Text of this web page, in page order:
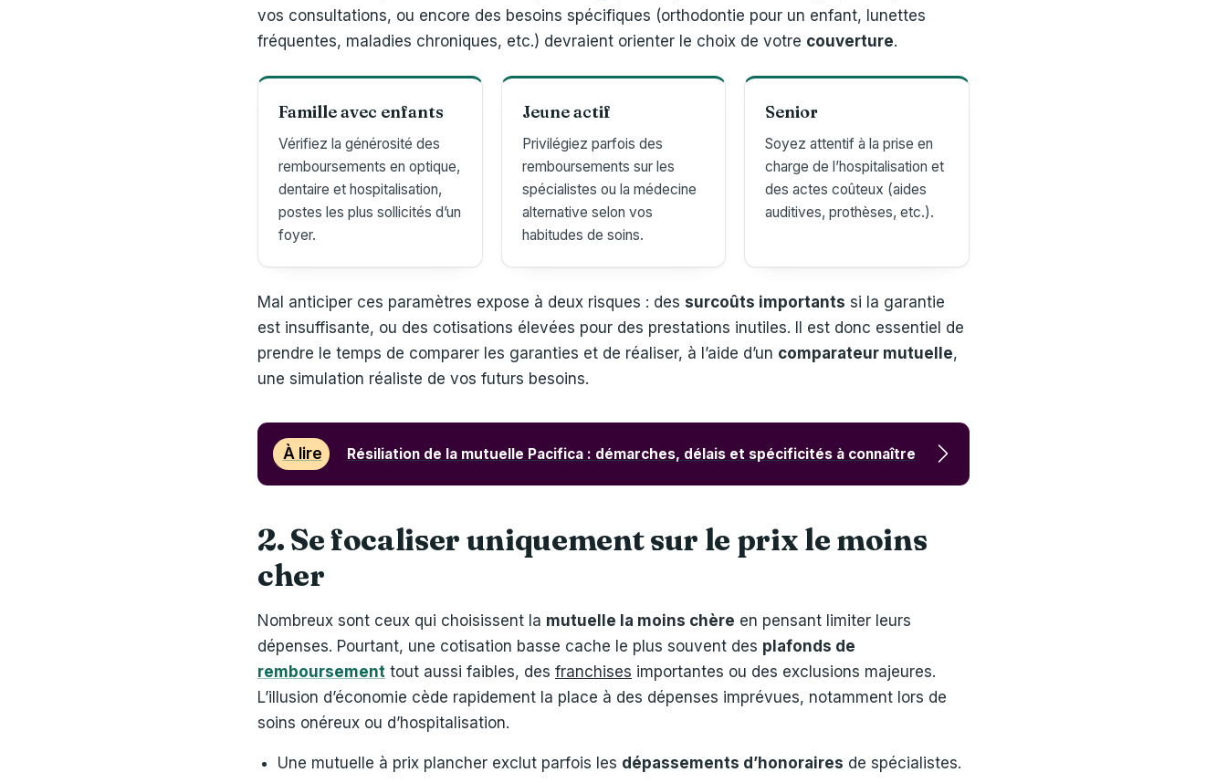
vos consultations, ou encore des besoins spécifiques (orthodontie pour un enfant, lunettes
fréquentes, maladies chroniques, etc.) devraient orienter le choix de votre couverture.
Famille avec enfants
Vérifiez la générosité des
remboursements en optique,
dentaire et hospitalisation,
postes les plus sollicités d’un
foyer.
Jeune actif
Privilégiez parfois des
remboursements sur les
spécialistes ou la médecine
alternative selon vos
habitudes de soins.
Senior
Soyez attentif à la prise en
charge de l’hospitalisation et
des actes coûteux (aides
auditives, prothèses, etc.).
Mal anticiper ces paramètres expose à deux risques : des surcoûts importants si la garantie
est insuffisante, ou des cotisations élevées pour des prestations inutiles. Il est donc essentiel de
prendre le temps de comparer les garanties et de réaliser, à l’aide d’un comparateur mutuelle,
une simulation réaliste de vos futurs besoins.
À lire Résiliation de la mutuelle Pacifica : démarches, délais et spécificités à connaître
2. Se focaliser uniquement sur le prix le moins
cher
Nombreux sont ceux qui choisissent la mutuelle la moins chère en pensant limiter leurs
dépenses. Pourtant, une cotisation basse cache le plus souvent des plafonds de
remboursement tout aussi faibles, des franchises importantes ou des exclusions majeures.
L’illusion d’économie cède rapidement la place à des dépenses imprévues, notamment lors de
soins onéreux ou d’hospitalisation.
Une mutuelle à prix plancher exclut parfois les dépassements d’honoraires de spécialistes.